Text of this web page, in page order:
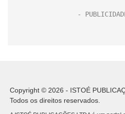
Copyright © 2026 - ISTOÉ
Todos os direitos reservados.